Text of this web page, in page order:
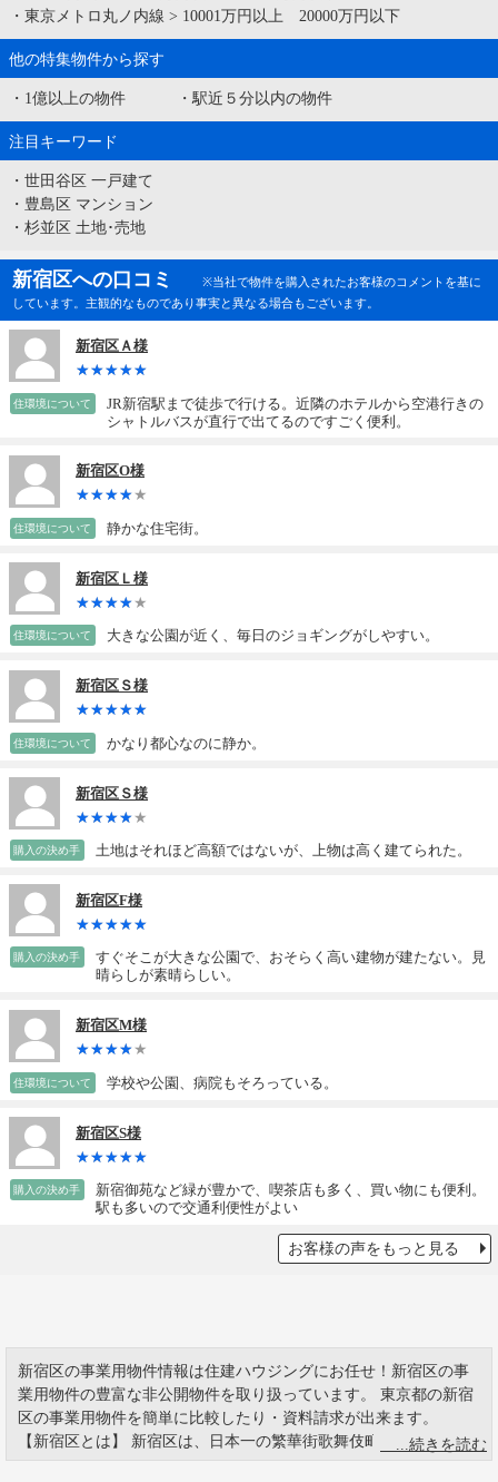
・ 東京メトロ丸ノ内線 > 10001万円以上 20000万円以下
他の特集物件から探す
・ 1億以上の物件 ・ 駅近５分以内の物件
注目キーワード
・ 世田谷区 一戸建て
・ 豊島区 マンション
・ 杉並区 土地･売地
新宿区への口コミ
※当社で物件を購入されたお客様のコメントを基に
しています。主観的なものであり事実と異なる場合もございます。
新宿区Ａ様
住環境について
JR新宿駅まで徒歩で行ける。近隣のホテルから空港行きの
シャトルバスが直行で出てるのですごく便利。
新宿区O様
住環境について 静かな住宅街。
新宿区Ｌ様
住環境について 大きな公園が近く、毎日のジョギングがしやすい。
新宿区Ｓ様
住環境について かなり都心なのに静か。
新宿区Ｓ様
購入の決め手 土地はそれほど高額ではないが、上物は高く建てられた。
新宿区F様
購入の決め手
すぐそこが大きな公園で、おそらく高い建物が建たない。見
晴らしが素晴らしい。
新宿区M様
住環境について 学校や公園、病院もそろっている。
新宿区S様
購入の決め手
新宿御苑など緑が豊かで、喫茶店も多く、買い物にも便利。
駅も多いので交通利便性がよい
お客様の声をもっと見る
新宿区の事業用物件情報は住建ハウジングにお任せ！新宿区の事
業用物件の豊富な非公開物件を取り扱っています。 東京都の新宿
区の事業用物件を簡単に比較したり・資料請求が出来ます。
【新宿区とは】 新宿区は、日本一の繁華街歌舞伎町で有名です。
新宿駅周辺は国内最大の商業地で、百貨店、家電量販店がひしめ